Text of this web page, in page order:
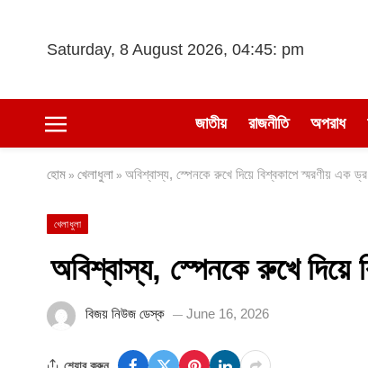
Saturday, 8 August 2026, 04:45: pm
জাতীয় রাজনীতি অপরাধ
হোম » খেলাধুলা » অবিশ্বাস্য, স্পেনকে রুখে দিয়ে বিশ্বকাপে স্মরণীয় এক ড্র
খেলাধুলা
অবিশ্বাস্য, স্পেনকে রুখে দিয়ে
বিজয় নিউজ ডেস্ক June 16, 2026
শেয়ার করুন